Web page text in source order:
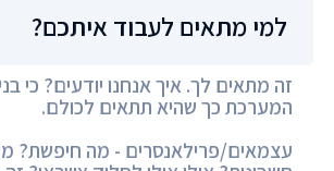
למי מתאים לעבוד איתכם?
זה מתאים לך. איך אנחנו יודעים? כי
המערכת כך שהיא תתאים לכולם.
עצמאים/פרילאנסרים - מה חיפשת?